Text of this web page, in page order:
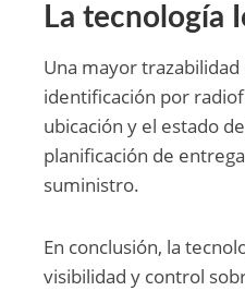
La tecnología
Una mayor
identificación por
ubicación y el estado
planificación de
suministro.
En conclusión, la
visibilidad y control